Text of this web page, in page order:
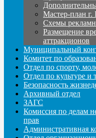
Мастер-план г.
Схемы
Размещение
аттракционов
Муниципальный
Комитет по
Отдел по спорту,
Отдел по культуре и
Безопасность
Архивный отдел
ЗАГС
Комиссия по делам
прав
Административная